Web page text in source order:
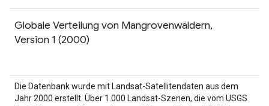
Globale Verteilung von Mangrovenwäldern,
Version 1 (2000)
Die Datenbank wurde mit Landsat-Satellitendaten aus dem
Jahr 2000 erstellt. Über 1.000 Landsat-Szenen, die vom USGS